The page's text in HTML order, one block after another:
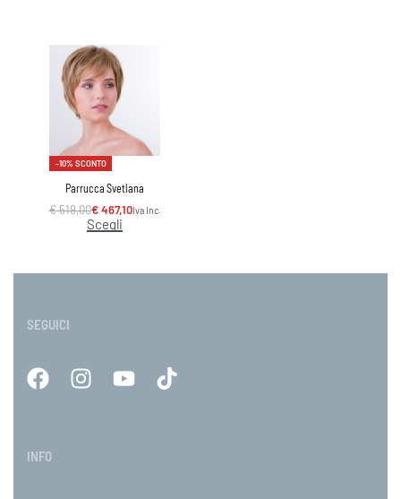
-10% SCONTO
Parrucca Svetlana
€519,00€467,10Iva Inc.
Scegli
SEGUICI
INFO